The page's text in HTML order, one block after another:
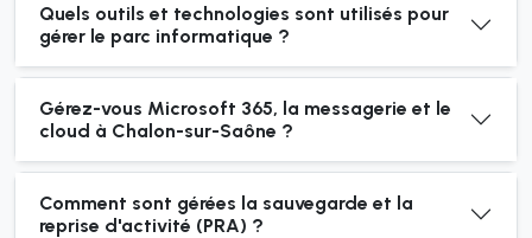
Quels outils et technologies sont utilisés pour
gérer le parc informatique ?
Gérez-vous Microsoft 365, la messagerie et le
cloud à Chalon-sur-Saône ?
Comment sont gérées la sauvegarde et la
reprise d'activité (PRA) ?